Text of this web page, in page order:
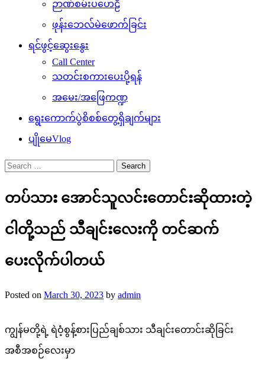
ဉာဏ်စမ်းပဟေဠိ
ဖုန်းဘေလ်မဲဖောက်ခြင်း
ရင်ဖွင့်ဆွေးနွေး
Call Center
သတင်းစကားပေးပို့ရန်
အမေး/အဖြေကဏ္ဍ
ရွေးကောက်ပွဲစိစစ်တွေ့ရှိချက်များ
ပျိုမေVlog
Search
for:
တပ်သား အောင်သူလင်းတောင်းဆိုထားတဲ့
ငါတို့သည် သီချင်းလေးကို တင်ဆက်
ပေးလိုက်ပါတယ်
Posted on March 30, 2023 by admin
ကျွန်မတို့ရဲ့ ရဲဝံ့စွန့်စားပြည်ချစ်သား သီချင်းတောင်းဆိုခြင်း
အစီအစဉ်လေးမှာ